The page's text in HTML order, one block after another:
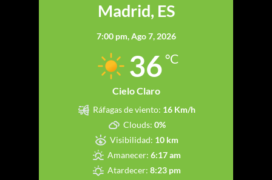
Madrid, ES
7:00 pm,Ago 7, 2026
36 °C
Cielo Claro
Ráfagas de viento: 16 Km/h
Clouds: 0%
Visibilidad: 10 km
Amanecer: 6:17 am
Atardecer: 8:23 pm